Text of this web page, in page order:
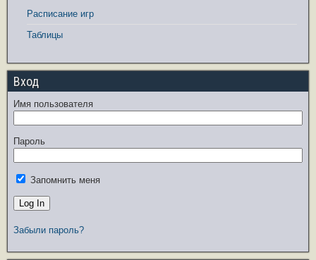
Расписание игр
Таблицы
Вход
Имя пользователя
Пароль
Запомнить меня
Забыли пароль?